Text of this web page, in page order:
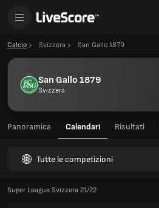
Calcio Svizzera San Gallo 1879
San Gallo 1879
Svizzera
Panoramica Calendari Risultati
Tutte le competizioni
Super League Svizzera 21/22